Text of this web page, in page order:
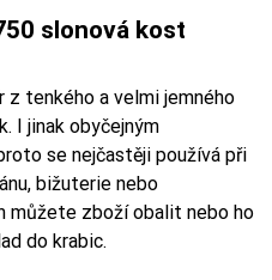
slonová kost
z tenkého a velmi jemného
I jinak obyčejným
se nejčastěji používá při
bižuterie nebo
můžete zboží obalit nebo ho
do krabic.